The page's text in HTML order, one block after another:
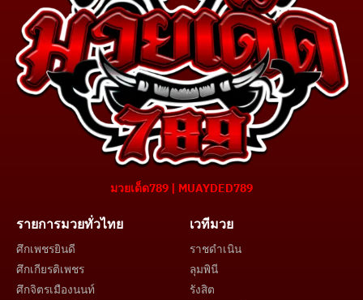
มวยเด็ด789 | MUAYDED789
รายการมวยทั่วไทย
ศึกเพชรยินดี
ศึกเกียรติเพชร
ศึกจิตรเมืองนนท์
เวทีมวย
ราชดำเนิน
ลุมพินี
รังสิต